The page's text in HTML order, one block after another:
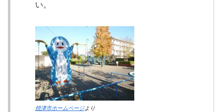
い。
焼津市ホームページより